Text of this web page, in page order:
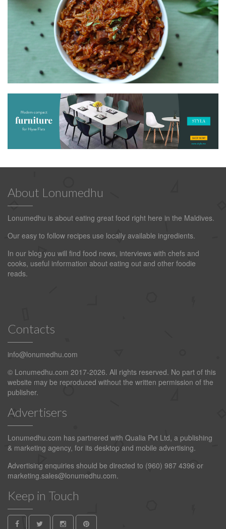
About Lonumedhu
Lonumedhu is about eating great food right here in the Maldives.
Our easy to follow recipes use locally available ingredients.
In our blog you will find food news, interviews with chefs and
cooks, useful information about eating out and other foodie
reads.
Contacts
info@lonumedhu.com
© Lonumedhu.com 2017-2026. All rights reserved. No part of this
website may be reproduced without the written permission of the
publisher.
Advertisers
Lonumedhu.com has partnered with Qualia Pvt Ltd, a publishing
& marketing agency, for its desktop and mobile advertising.
Advertising enquiries should be directed to (960) 987 4396 or
marketing.sales@lonumedhu.com.
Keep in Touch